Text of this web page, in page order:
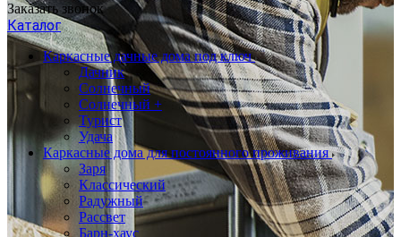
Заказать звонок
Каталог
Каркасные дачные дома под ключ
Дачник
Солнечный
Солнечный +
Турист
Удача
Каркасные дома для постоянного проживания
Заря
Классический
Радужный
Рассвет
Барн-хаус